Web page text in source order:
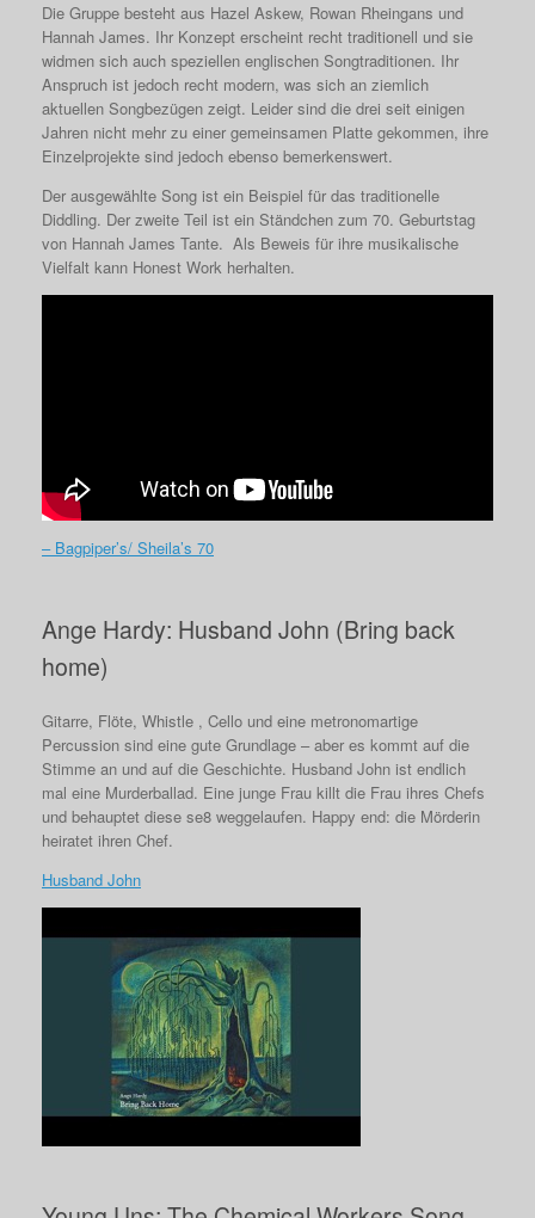
Die Gruppe besteht aus Hazel Askew, Rowan Rheingans und
Hannah James. Ihr Konzept erscheint recht traditionell und sie
widmen sich auch speziellen englischen Songtraditionen. Ihr
Anspruch ist jedoch recht modern, was sich an ziemlich
aktuellen Songbezügen zeigt. Leider sind die drei seit einigen
Jahren nicht mehr zu einer gemeinsamen Platte gekommen, ihre
Einzelprojekte sind jedoch ebenso bemerkenswert.
Der ausgewählte Song ist ein Beispiel für das traditionelle
Diddling. Der zweite Teil ist ein Ständchen zum 70. Geburtstag
von Hannah James Tante. Als Beweis für ihre musikalische
Vielfalt kann Honest Work herhalten.
– Bagpiper’s/ Sheila’s 70
Ange Hardy: Husband John (Bring back
home)
Gitarre, Flöte, Whistle , Cello und eine metronomartige
Percussion sind eine gute Grundlage – aber es kommt auf die
Stimme an und auf die Geschichte. Husband John ist endlich
mal eine Murderballad. Eine junge Frau killt die Frau ihres Chefs
und behauptet diese se8 weggelaufen. Happy end: die Mörderin
heiratet ihren Chef.
Husband John